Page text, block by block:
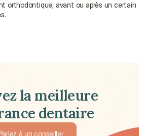
orthodontique, avant ou après un certain
la meilleure
dentaire
à un conseiller